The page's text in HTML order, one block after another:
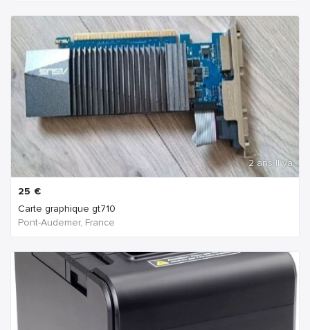
2 ans Il ya
25 €
Carte graphique gt710
Pont-Audemer, France